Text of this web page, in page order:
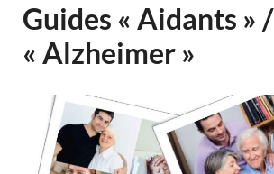
Guides « Aidants » /
« Alzheimer »